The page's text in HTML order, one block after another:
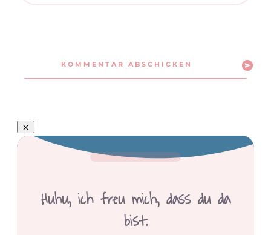
KOMMENTAR ABSCHICKEN
Huhu,ich freu mich, dass du da
bist.